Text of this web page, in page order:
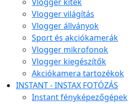
Vlogger kitek
Vlogger világítás
Vlogger állványok
Sport és akciókamerák
Vlogger mikrofonok
Vlogger kiegészítők
Akciókamera tartozékok
INSTANT - INSTAX FOTÓZÁS
Instant fényképezőgépek